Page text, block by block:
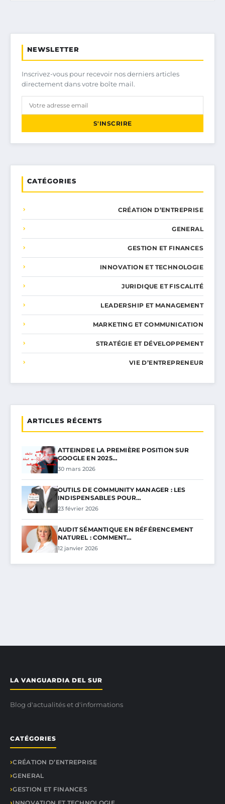
NEWSLETTER
Inscrivez-vous pour recevoir nos derniers articles
directement dans votre boîte mail.
S'INSCRIRE
CATÉGORIES
CRÉATION D’ENTREPRISE
GENERAL
GESTION ET FINANCES
INNOVATION ET TECHNOLOGIE
JURIDIQUE ET FISCALITÉ
LEADERSHIP ET MANAGEMENT
MARKETING ET COMMUNICATION
STRATÉGIE ET DÉVELOPPEMENT
VIE D’ENTREPRENEUR
ARTICLES RÉCENTS
ATTEINDRE LA PREMIÈRE POSITION SUR
GOOGLE EN 2025…
30 mars 2026
OUTILS DE COMMUNITY MANAGER : LES
INDISPENSABLES POUR…
23 février 2026
AUDIT SÉMANTIQUE EN RÉFÉRENCEMENT
NATUREL : COMMENT…
12 janvier 2026
LA VANGUARDIA DEL SUR
Blog d'actualités et d'informations
CATÉGORIES
CRÉATION D’ENTREPRISE
GENERAL
GESTION ET FINANCES